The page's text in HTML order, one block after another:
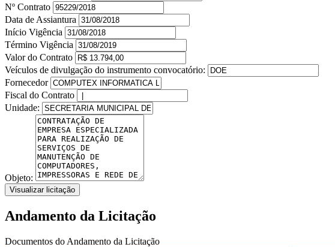
Nº Contrato
Data de Assiantura
Início Vigência
Término Vigência
Valor do Contrato
Veículos de divulgação do instrumento convocatório:
Fornecedor
Fiscal do Contrato
Unidade:
Objeto:
Visualizar licitação
Andamento da Licitação
Documentos do Andamento da Licitação